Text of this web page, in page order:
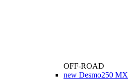
OFF-ROAD
new Desmo250 MX